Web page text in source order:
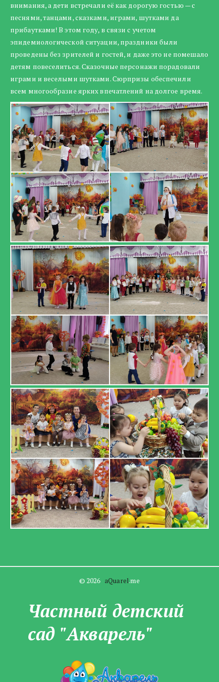
внимания, а дети встречали её как дорогую гостью — с
песнями, танцами, сказками, играми, шутками да
прибаутками! В этом году, в связи с учетом
эпидемиологической ситуации, праздники были
проведены без зрителей и гостей, и даже это не помешало
детям повеселиться. Сказочные персонажи порадовали
играми и веселыми шутками. Сюрпризы обеспечили
всем многообразие ярких впечатлений на долгое время.
© 2026 aQuarel.me
Частны­­й детский
сад "Акварель"